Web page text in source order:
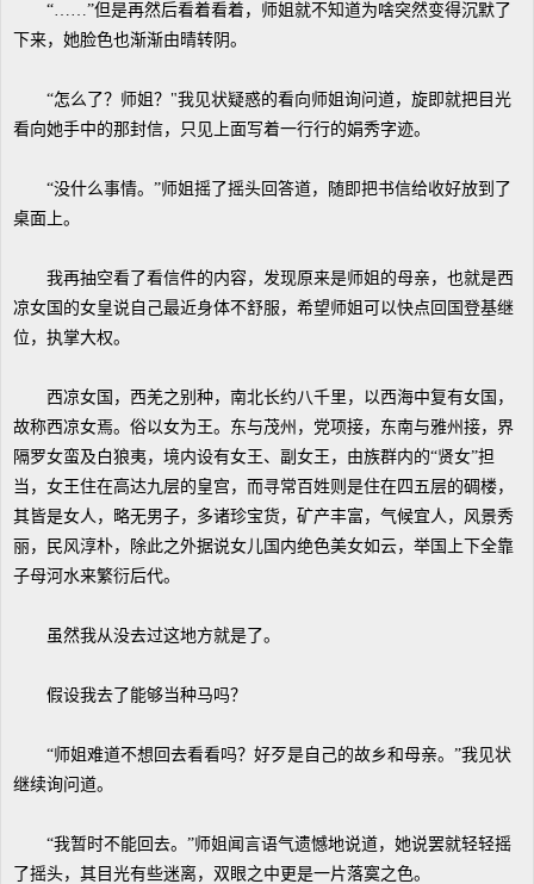
“……”但是再然后看着看着，师姐就不知道为啥突然变得沉默了
下来，她脸色也渐渐由晴转阴。
“怎么了？师姐？"我见状疑惑的看向师姐询问道，旋即就把目光
看向她手中的那封信，只见上面写着一行行的娟秀字迹。
“没什么事情。”师姐摇了摇头回答道，随即把书信给收好放到了
桌面上。
我再抽空看了看信件的内容，发现原来是师姐的母亲，也就是西
凉女国的女皇说自己最近身体不舒服，希望师姐可以快点回国登基继
位，执掌大权。
西凉女国，西羌之别种，南北长约八千里，以西海中复有女国，
故称西凉女焉。俗以女为王。东与茂州，党项接，东南与雅州接，界
隔罗女蛮及白狼夷，境内设有女王、副女王，由族群内的“贤女”担
当，女王住在高达九层的皇宫，而寻常百姓则是住在四五层的碉楼，
其皆是女人，略无男子，多诸珍宝货，矿产丰富，气候宜人，风景秀
丽，民风淳朴，除此之外据说女儿国内绝色美女如云，举国上下全靠
子母河水来繁衍后代。
虽然我从没去过这地方就是了。
假设我去了能够当种马吗？
“师姐难道不想回去看看吗？好歹是自己的故乡和母亲。”我见状
继续询问道。
“我暂时不能回去。”师姐闻言语气遗憾地说道，她说罢就轻轻摇
了摇头，其目光有些迷离，双眼之中更是一片落寞之色。